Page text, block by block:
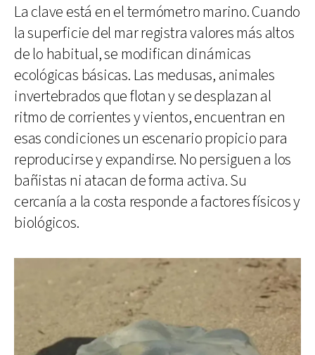
La clave está en el termómetro marino. Cuando
la superficie del mar registra valores más altos
de lo habitual, se modifican dinámicas
ecológicas básicas. Las medusas, animales
invertebrados que flotan y se desplazan al
ritmo de corrientes y vientos, encuentran en
esas condiciones un escenario propicio para
reproducirse y expandirse. No persiguen a los
bañistas ni atacan de forma activa. Su
cercanía a la costa responde a factores físicos y
biológicos.